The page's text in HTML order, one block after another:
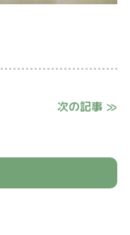
次の記事 ≫